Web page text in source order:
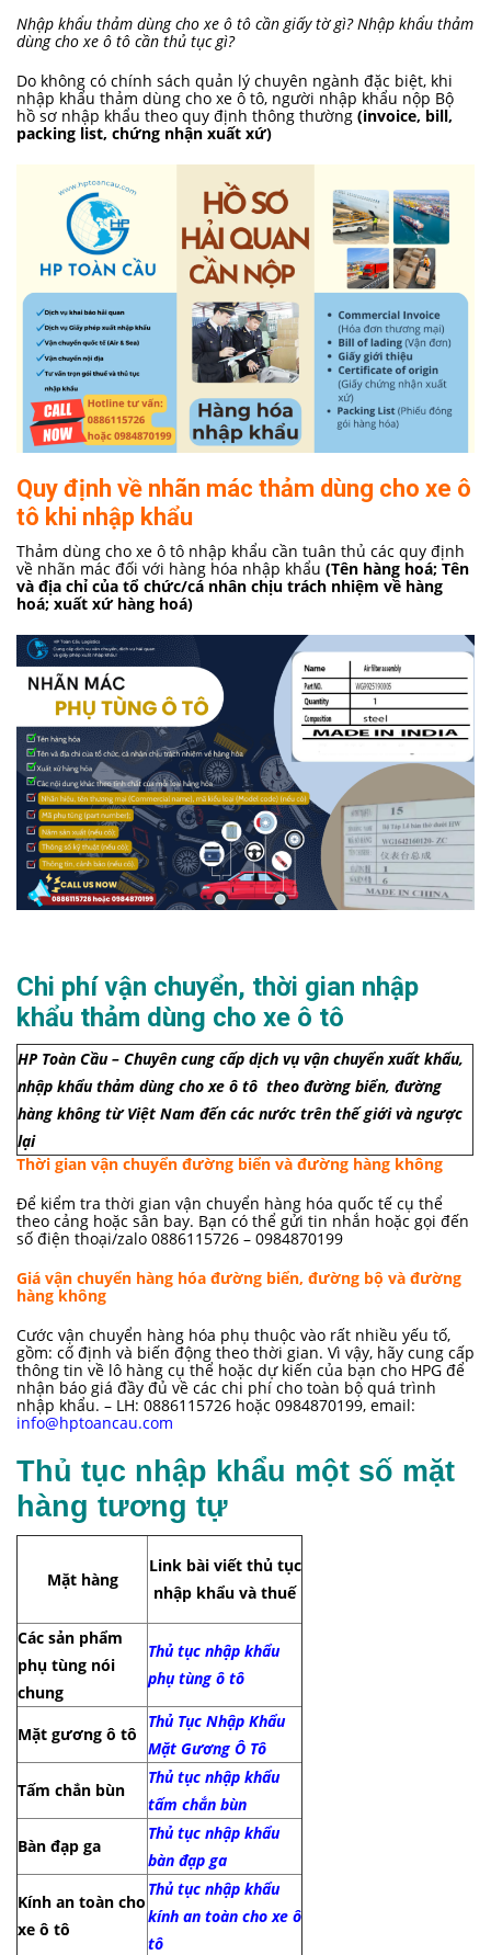
Nhập khẩu thảm dùng cho xe ô tô cần giấy tờ gì? Nhập khẩu thảm
dùng cho xe ô tô cần thủ tục gì?
Do không có chính sách quản lý chuyên ngành đặc biệt, khi
nhập khẩu thảm dùng cho xe ô tô, người nhập khẩu nộp Bộ
hồ sơ nhập khẩu theo quy định thông thường (invoice, bill,
packing list, chứng nhận xuất xứ)
Quy định về nhãn mác thảm dùng cho xe ô
tô khi nhập khẩu
Thảm dùng cho xe ô tô nhập khẩu cần tuân thủ các quy định
về nhãn mác đối với hàng hóa nhập khẩu (Tên hàng hoá; Tên
và địa chỉ của tổ chức/cá nhân chịu trách nhiệm về hàng
hoá; xuất xứ hàng hoá)
Chi phí vận chuyển, thời gian nhập
khẩu thảm dùng cho xe ô tô
HP Toàn Cầu – Chuyên cung cấp dịch vụ vận chuyển xuất khẩu,
nhập khẩu thảm dùng cho xe ô tô theo đường biển, đường
hàng không từ Việt Nam đến các nước trên thế giới và ngược
lại
Thời gian vận chuyển đường biển và đường hàng không
Để kiểm tra thời gian vận chuyển hàng hóa quốc tế cụ thể
theo cảng hoặc sân bay. Bạn có thể gửi tin nhắn hoặc gọi đến
số điện thoại/zalo 0886115726 – 0984870199
Giá vận chuyển hàng hóa đường biển, đường bộ và đường
hàng không
Cước vận chuyển hàng hóa phụ thuộc vào rất nhiều yếu tố,
gồm: cố định và biến động theo thời gian. Vì vậy, hãy cung cấp
thông tin về lô hàng cụ thể hoặc dự kiến của bạn cho HPG để
nhận báo giá đầy đủ về các chi phí cho toàn bộ quá trình
nhập khẩu. – LH: 0886115726 hoặc 0984870199, email:
info@hptoancau.com
Thủ tục nhập khẩu một số mặt
hàng tương tự
Mặt hàng
Link bài viết thủ tục
nhập khẩu và thuế
Các sản phẩm
phụ tùng nói
chung
Thủtục nhập khẩu
phụ tùng ô tô
Mặt gương ô tô
Thủ Tục Nhập Khẩu
Mặt Gương Ô Tô
Tấm chắn bùn
Thủ tục nhập khẩu
tấm chắn bùn
Bàn đạp ga
Thủ tục nhập khẩu
bàn đạp ga
Kính an toàn cho
xe ô tô
Thủ tục nhập khẩu
kính an toàn cho xe ô
tô